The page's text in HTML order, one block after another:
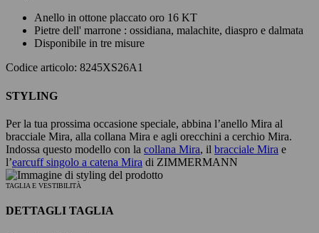
Anello in ottone placcato oro 16 KT
Pietre dell' marrone : ossidiana, malachite, diaspro e dalmata
Disponibile in tre misure
Codice articolo: 8245XS26A1
STYLING
Per la tua prossima occasione speciale, abbina l’anello Mira al
bracciale Mira, alla collana Mira e agli orecchini a cerchio Mira.
Indossa questo modello con la collana Mira, il bracciale Mira e
l’earcuff singolo a catena Mira di ZIMMERMANN
TAGLIA E VESTIBILITÀ
DETTAGLI TAGLIA